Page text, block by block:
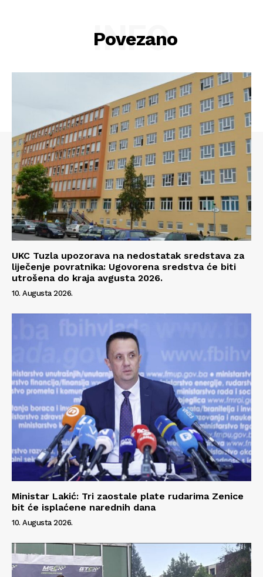
Info
O nama
Kontakt
Impressum
Povezano
INFO
UKC Tuzla upozorava na nedostatak sredstava za
liječenje povratnika: Ugovorena sredstva će biti
utrošena do kraja avgusta 2026.
10. Augusta 2026.
Ministar Lakić: Tri zaostale plate rudarima Zenice
bit će isplaćene narednih dana
10. Augusta 2026.